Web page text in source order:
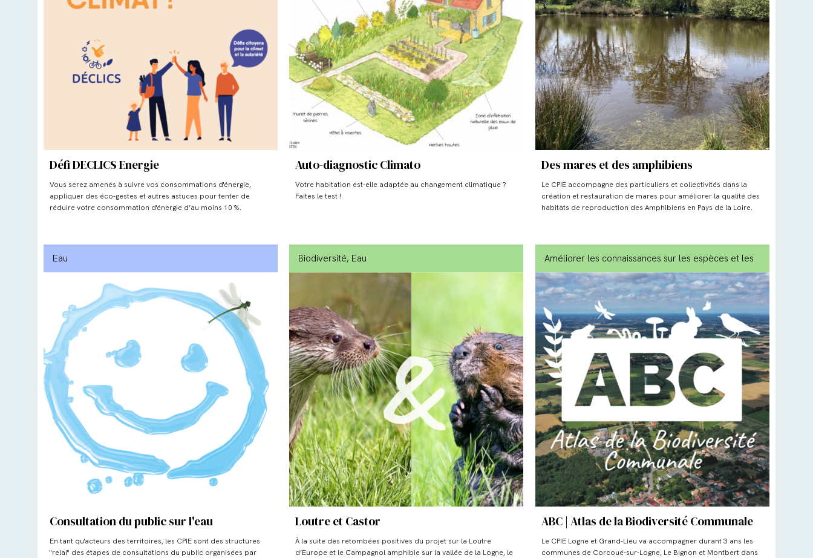
Défi DECLICS Energie
Vous serez amenés à suivre vos consommations d'énergie,
appliquer des éco-gestes et autres astuces pour tenter de
réduire votre consommation d'énergie d’au moins 10 %.
Auto-diagnostic Climato
Votre habitation est-elle adaptée au changement climatique ?
Faites le test !
Des mares et des amphibiens
Le CPIE accompagne des particuliers et collectivités dans la
création et restauration de mares pour améliorer la qualité des
habitats de reproduction des Amphibiens en Pays de la Loire.
Eau
Consultation du public sur l'eau
En tant qu'acteurs des territoires, les CPIE sont des structures
"relai" des étapes de consultations du public organisées par
Biodiversité, Eau
Loutre et Castor
À la suite des retombées positives du projet sur la Loutre
d’Europe et le Campagnol amphibie sur la vallée de la Logne, le
Améliorer les connaissances sur les espèces et les
milieux, Biodiversité
ABC | Atlas de la Biodiversité Communale
Le CPIE Logne et Grand-Lieu va accompagner durant 3 ans les
communes de Corcoué-sur-Logne, Le Bignon et Montbert dans